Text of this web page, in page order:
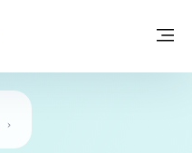
TRADE - HOMEPAGE DO